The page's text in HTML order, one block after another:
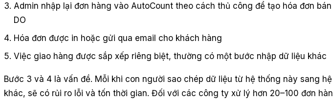
Admin nhập lại đơn hàng vào AutoCount theo cách thủ công để tạo hóa đơn
DO
Hóa đơn được in hoặc gửi qua email cho khách hàng
Việc giao hàng được sắp xếp riêng biệt, thường có một bước nhập dữ liệu khác
Bước 3 và 4 là vấn đề. Mỗi khi con người sao chép dữ liệu từ hệ thống này sang
khác, sẽ có rủi ro lỗi và tốn thời gian. Đối với các công ty xử lý hơn 20–100 đơn